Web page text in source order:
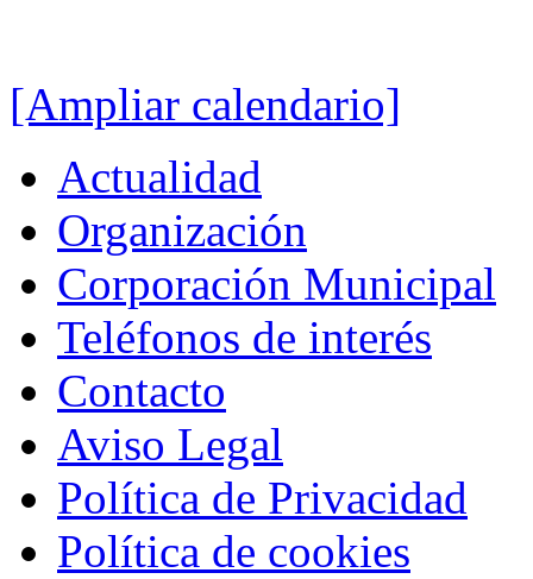
[Ampliar calendario]
Actualidad
Organización
Corporación Municipal
Teléfonos de interés
Contacto
Aviso Legal
Política de Privacidad
Política de cookies